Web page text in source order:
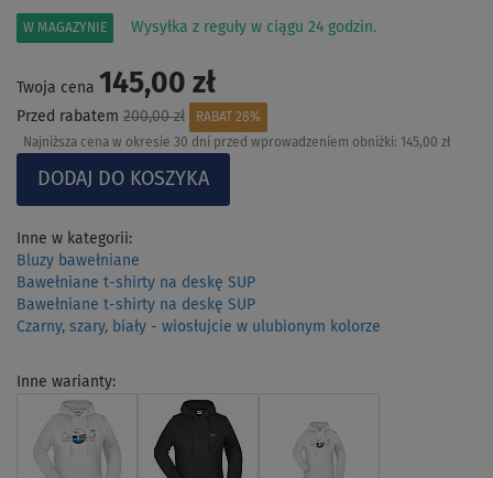
W MAGAZYNIE Wysyłka z reguły w ciągu 24 godzin.
Twoja cena 145,00 zł
Przed rabatem 200,00 zł
RABAT 28%
Najniższa cena w okresie 30 dni przed wprowadzeniem obniżki: 145,00 zł
Inne w kategorii:
Bluzy bawełniane
Bawełniane t-shirty na deskę SUP
Bawełniane t-shirty na deskę SUP
Czarny, szary, biały - wiosłujcie w ulubionym kolorze
Inne warianty: